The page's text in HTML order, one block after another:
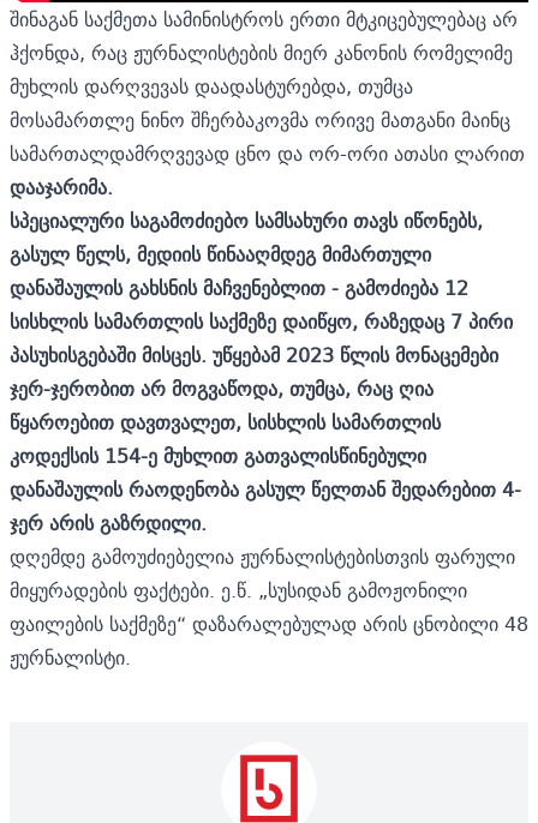
შინაგან საქმეთა სამინისტროს ერთი მტკიცებულებაც არ
ჰქონდა, რაც ჟურნალისტების მიერ კანონის რომელიმე
მუხლის დარღვევას დაადასტურებდა, თუმცა
მოსამართლე ნინო შჩერბაკოვმა ორივე მათგანი მაინც
სამართალდამრღვევად ცნო და ორ-ორი ათასი ლარით
დააჯარიმა.
სპეციალური საგამოძიებო სამსახური თავს იწონებს,
გასულ წელს, მედიის წინააღმდეგ მიმართული
დანაშაულის გახსნის მაჩვენებლით - გამოძიება 12
სისხლის სამართლის საქმეზე დაიწყო, რაზედაც 7 პირი
პასუხისგებაში მისცეს. უწყებამ 2023 წლის მონაცემები
ჯერ-ჯერობით არ მოგვაწოდა, თუმცა, რაც ღია
წყაროებით დავთვალეთ, სისხლის სამართლის
კოდექსის 154-ე მუხლით გათვალისწინებული
დანაშაულის რაოდენობა გასულ წელთან შედარებით 4-
ჯერ არის გაზრდილი.
დღემდე გამოუძიებელია ჟურნალისტებისთვის ფარული
მიყურადების ფაქტები. ე.წ. „სუსიდან გამოჟონილი
ფაილების საქმეზე“ დაზარალებულად არის ცნობილი 48
ჟურნალისტი.